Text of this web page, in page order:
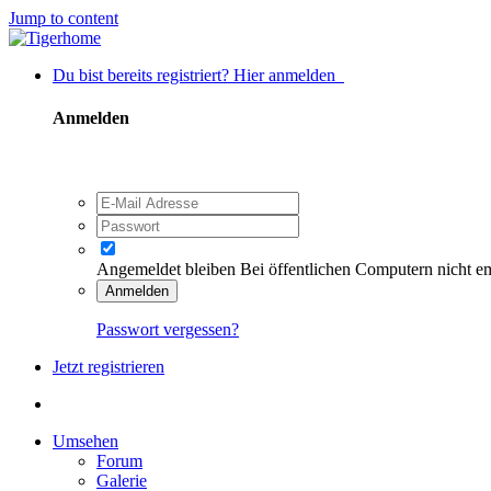
Jump to content
Du bist bereits registriert? Hier anmelden
Anmelden
Angemeldet bleiben Bei öffentlichen Computern nicht
Anmelden
Passwort vergessen?
Jetzt registrieren
Umsehen
Forum
Galerie